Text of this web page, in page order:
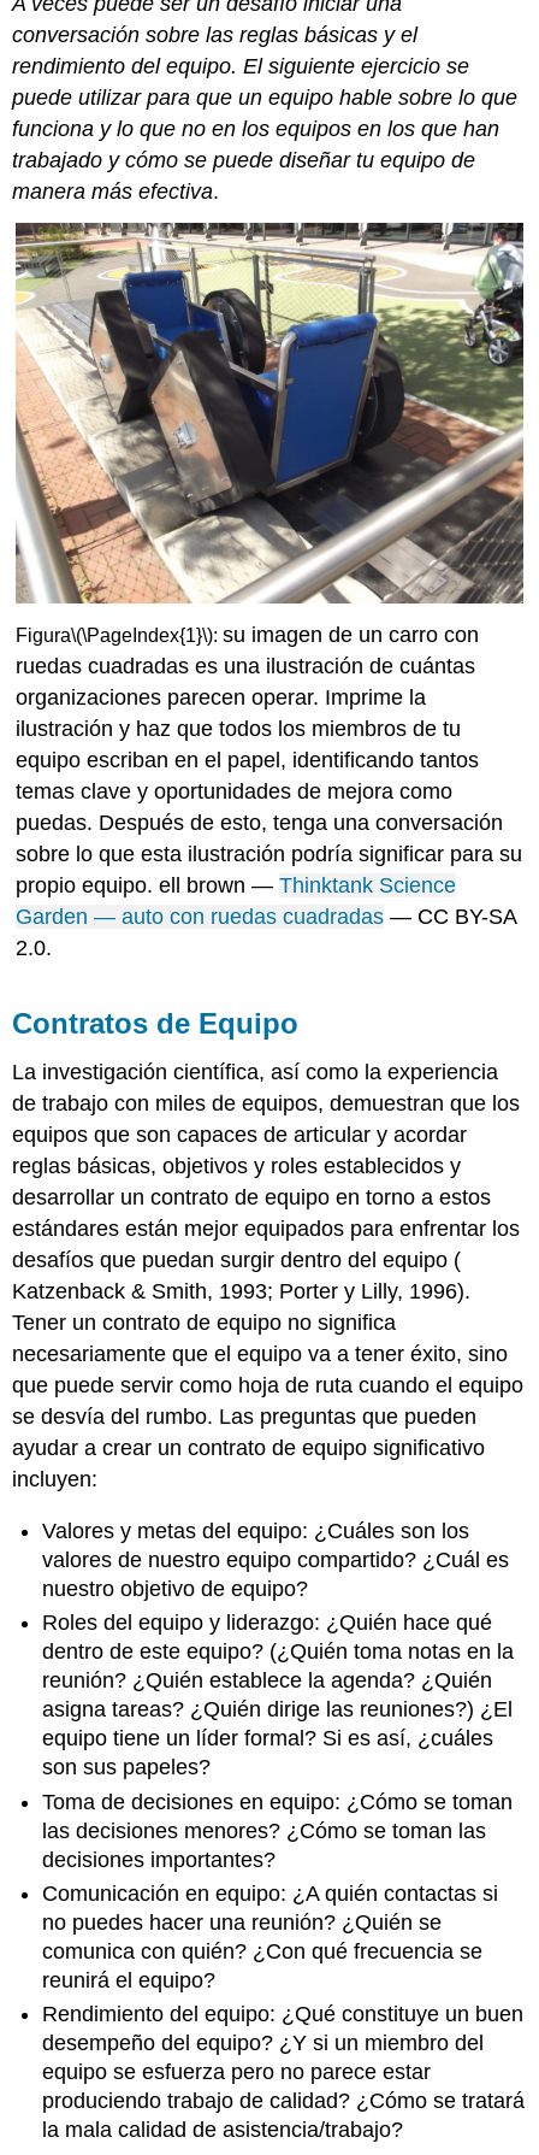
conversación sobre las reglas básicas y el
rendimiento del equipo. El siguiente ejercicio se
puede utilizar para que un equipo hable sobre lo que
funciona y lo que no en los equipos en los que han
trabajado y cómo se puede diseñar tu equipo de
manera más efectiva.
Figura\(\PageIndex{1}\):su imagen de un carro con
ruedas cuadradas es una ilustración de cuántas
organizaciones parecen operar. Imprime la
ilustración y haz que todos los miembros de tu
equipo escriban en el papel, identificando tantos
temas clave y oportunidades de mejora como
puedas. Después de esto, tenga una conversación
sobre lo que esta ilustración podría significar para su
propio equipo. ell brown —Thinktank Science
Garden — auto con ruedas cuadradas — CC BY-SA
2.0.
Contratos de Equipo
La investigación científica, así como la experiencia
de trabajo con miles de equipos, demuestran que los
equipos que son capaces de articular y acordar
reglas básicas, objetivos y roles establecidos y
desarrollar uncontrato de equipo en torno a estos
estándares están mejor equipados para enfrentar los
desafíos que puedan surgir dentro del equipo (
Katzenback & Smith, 1993; Porter y Lilly, 1996).
Tener un contrato de equipo no significa
necesariamente que el equipo va a tener éxito, sino
que puede servir como hoja de ruta cuando el equipo
se desvía del rumbo. Las preguntas que pueden
ayudar a crear un contrato de equipo significativo
incluyen:
Valores y metas del equipo: ¿Cuáles son los
valores de nuestro equipo compartido? ¿Cuál es
nuestro objetivo de equipo?
Roles del equipo y liderazgo: ¿Quién hace qué
dentro de este equipo? (¿Quién toma notas en la
reunión? ¿Quién establece la agenda? ¿Quién
asigna tareas? ¿Quién dirige las reuniones?) ¿El
equipo tiene un líder formal? Si es así, ¿cuáles
son sus papeles?
Toma de decisiones en equipo: ¿Cómo se toman
las decisiones menores? ¿Cómo se toman las
decisiones importantes?
Comunicación en equipo: ¿A quién contactas si
no puedes hacer una reunión? ¿Quién se
comunica con quién? ¿Con qué frecuencia se
reunirá el equipo?
Rendimiento del equipo: ¿Qué constituye un buen
desempeño del equipo? ¿Y si un miembro del
equipo se esfuerza pero no parece estar
produciendo trabajo de calidad? ¿Cómo se tratará
la mala calidad de asistencia/trabajo?